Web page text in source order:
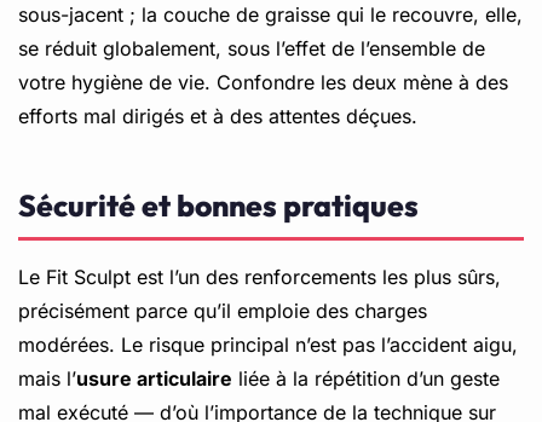
sous-jacent ; la couche de graisse qui le recouvre, elle,
se réduit globalement, sous l’effet de l’ensemble de
votre hygiène de vie. Confondre les deux mène à des
efforts mal dirigés et à des attentes déçues.
Sécurité et bonnes pratiques
Le Fit Sculpt est l’un des renforcements les plus sûrs,
précisément parce qu’il emploie des charges
modérées. Le risque principal n’est pas l’accident aigu,
mais l’usure articulaire liée à la répétition d’un geste
mal exécuté — d’où l’importance de la technique sur